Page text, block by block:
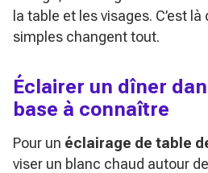
la table et les visages. C’est
simples changent tout.
Éclairer un dîner
base à connaître
Pour un éclairage de table
viser un blanc chaud autour